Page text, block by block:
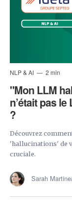
NLP & AI 2 min
"Mon LLM
n’était pas
?
Découvrez
'hallucinations' de
cruciale.
Sarah